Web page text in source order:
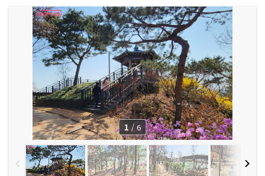
1 / 6